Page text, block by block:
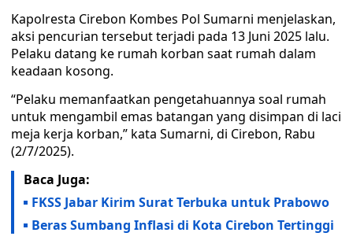
Kapolresta Cirebon Kombes Pol Sumarni menjelaskan,
aksi pencurian tersebut terjadi pada 13 Juni 2025 lalu.
Pelaku datang ke rumah korban saat rumah dalam
keadaan kosong.
“Pelaku memanfaatkan pengetahuannya soal rumah
untuk mengambil emas batangan yang disimpan di laci
meja kerja korban,” kata Sumarni, di Cirebon, Rabu
(2/7/2025).
Baca Juga:
FKSS Jabar Kirim Surat Terbuka untuk Prabowo
Beras Sumbang Inflasi di Kota Cirebon Tertinggi